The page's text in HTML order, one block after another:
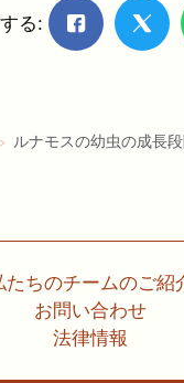
る:
ルナモスの幼虫の成長
たちのチームのご紹
お問い合わせ
法律情報